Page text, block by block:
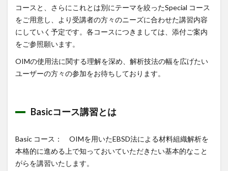
コースと、さらにこれとは別にテーマを絞ったSpecial コース
をご用意し、より受講者の方々のニーズに合わせた講習内容
にしていく予定です。各コースにつきましては、添付ご案内
をご参照願います。
OIMの使用法に関する理解を深め、解析技法の幅を広げたい
ユーザーの方々の参加をお待ちしております。
Basicコース講習とは
Basic コース： OIMを用いたEBSD法による材料組織解析を
本格的に進める上で知っておいていただきたい基本的なこと
がらを講習いたします。